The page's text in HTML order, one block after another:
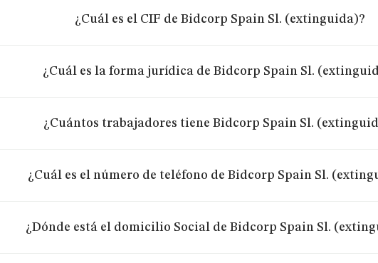
¿Cuál es el CIF de Bidcorp Spain Sl. (extinguida)?
¿Cuál es la forma jurídica de Bidcorp Spain Sl.
¿Cuántos trabajadores tiene Bidcorp Spain Sl.
¿Cuál es el número de teléfono de Bidcorp Spain Sl.
¿Dónde está el domicilio Social de Bidcorp Spain Sl.